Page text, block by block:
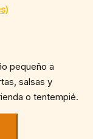
pequeño a
salsas y
o tentempié.